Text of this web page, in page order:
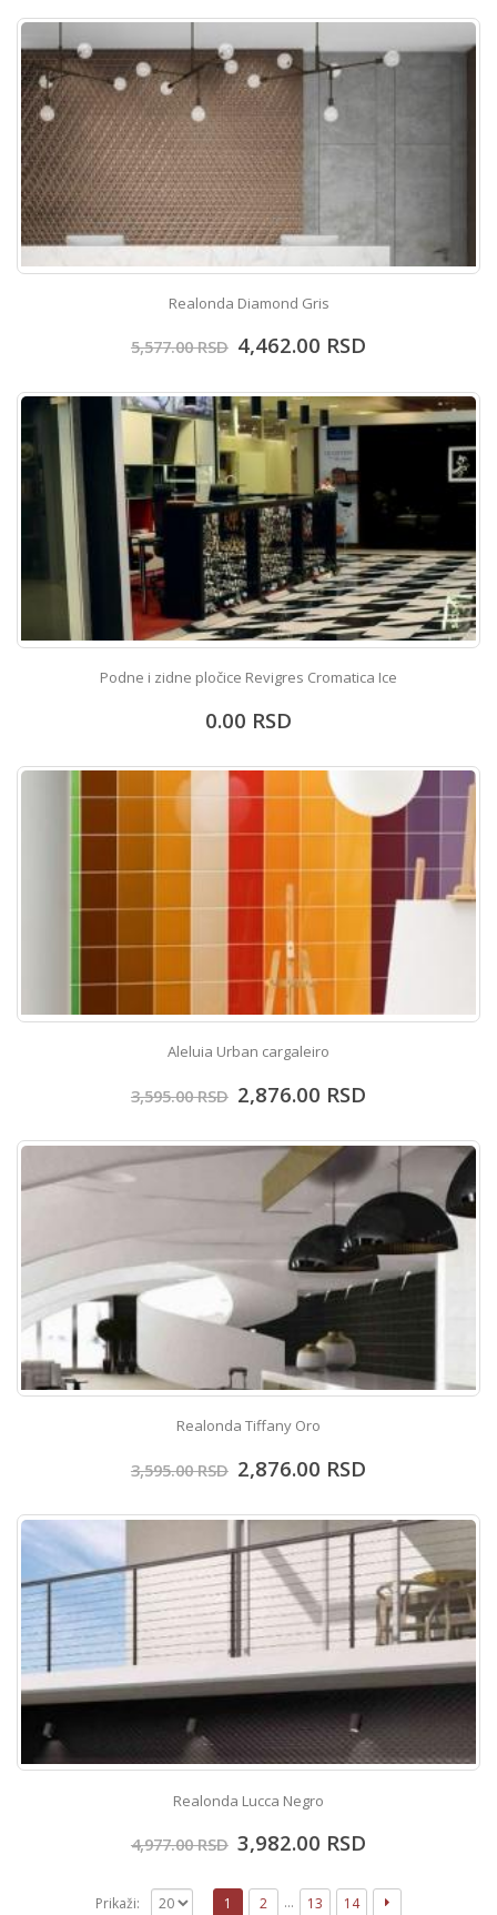
Realonda Diamond Gris
5,577.00RSD 4,462.00 RSD
Podne i zidne pločice Revigres Cromatica Ice
0.00 RSD
Aleluia Urban cargaleiro
3,595.00RSD 2,876.00 RSD
Realonda Tiffany Oro
3,595.00RSD 2,876.00 RSD
Realonda Lucca Negro
4,977.00RSD 3,982.00 RSD
Prikaži: 1 2 … 13 14